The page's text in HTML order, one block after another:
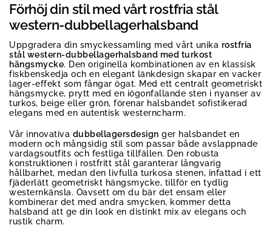
Förhöj din stil med vårt rostfria stål
western-dubbellagerhalsband
Uppgradera din smyckessamling med vårt unika rostfria
stål western-dubbellagerhalsband med turkost
hängsmycke. Den originella kombinationen av en klassisk
fiskbenskedja och en elegant länkdesign skapar en vacker
lager-effekt som fångar ögat. Med ett centralt geometriskt
hängsmycke, prytt med en iögonfallande sten i nyanser av
turkos, beige eller grön, förenar halsbandet sofistikerad
elegans med en autentisk westerncharm.
Vår innovativa dubbellagersdesign ger halsbandet en
modern och mångsidig stil som passar både avslappnade
vardagsoutfits och festliga tillfällen. Den robusta
konstruktionen i rostfritt stål garanterar långvarig
hållbarhet, medan den livfulla turkosa stenen, infattad i ett
fjäderlätt geometriskt hängsmycke, tillför en tydlig
westernkänsla. Oavsett om du bär det ensam eller
kombinerar det med andra smycken, kommer detta
halsband att ge din look en distinkt mix av elegans och
rustik charm.